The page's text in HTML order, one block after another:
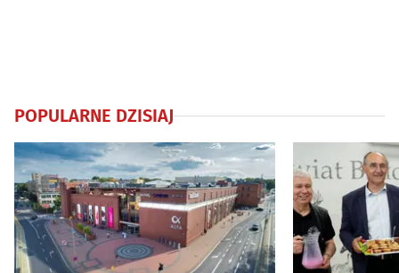
POPULARNE DZISIAJ